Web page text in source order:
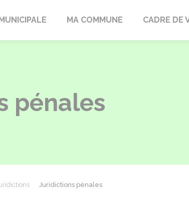
MA COMMUNE CADRE DE
pénales
Juridictions pénales